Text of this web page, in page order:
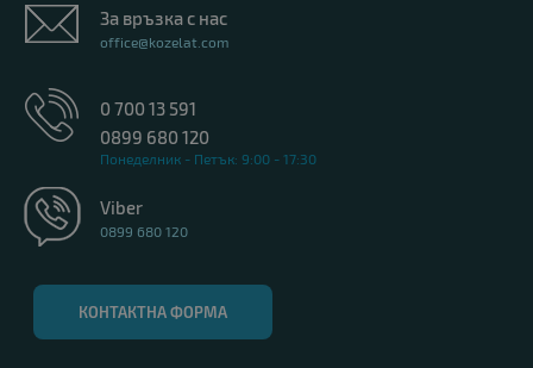
За връзка с нас
office@kozelat.com
0 700 13 591
0899 680 120
Понеделник - Петък: 9:00 - 17:30
Viber
0899 680 120
КОНТАКТНА ФОРМА